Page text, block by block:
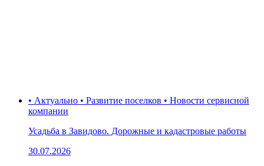
• Актуально • Развитие поселков • Новости сервисной
компании
Усадьба в Завидово. Дорожные и кадастровые работы
30.07.2026